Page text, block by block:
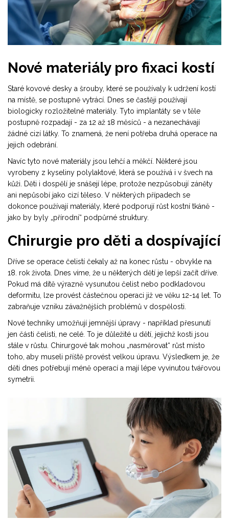
Nové materiály pro fixaci kostí
Staré kovové desky a šrouby, které se používaly k udržení kostí
na místě, se postupně vytrácí. Dnes se častěji používají
biologicky rozložitelné materiály. Tyto implantáty se v těle
postupně rozpadají - za 12 až 18 měsíců - a nezanechávají
žádné cizí látky. To znamená, že není potřeba druhá operace na
jejich odebrání.
Navíc tyto nové materiály jsou lehčí a měkčí. Některé jsou
vyrobeny z kyseliny polylaktové, která se používá i v švech na
kůži. Děti i dospělí je snášejí lépe, protože nezpůsobují záněty
ani nepůsobí jako cizí těleso. V některých případech se
dokonce používají materiály, které podporují růst kostní tkáně -
jako by byly „přírodní“ podpůrné struktury.
Chirurgie pro děti a dospívající
Dříve se operace čelistí čekaly až na konec růstu - obvykle na
18. rok života. Dnes víme, že u některých dětí je lepší začít dříve.
Pokud má dítě výrazně vysunutou čelist nebo podkladovou
deformitu, lze provést částečnou operaci již ve věku 12-14 let. To
zabraňuje vzniku závažnějších problémů v dospělosti.
Nové techniky umožňují jemnější úpravy - například přesunutí
jen části čelisti, ne celé. To je důležité u dětí, jejichž kosti jsou
stále v růstu. Chirurgové tak mohou „nasměrovat“ růst místo
toho, aby museli příště provést velkou úpravu. Výsledkem je, že
děti dnes potřebují méně operací a mají lépe vyvinutou tvářovou
symetrii.